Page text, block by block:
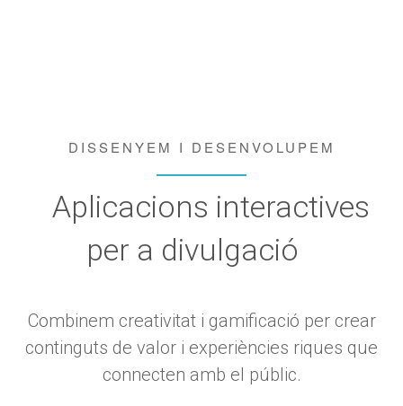
DISSENYEM I DESENVOLUPEM
Aplicacions interactives
per a divulgació
Combinem creativitat i gamificació per crear
continguts de valor i experiències riques que
connecten amb el públic.